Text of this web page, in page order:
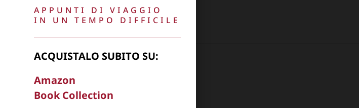
Privacy Policy
preferenze tracciamento
APPUNTI DI VIAGGIO
IN UN TEMPO DIFFICILE
ACQUISTALO SUBITO SU:
Amazon
Book Collection